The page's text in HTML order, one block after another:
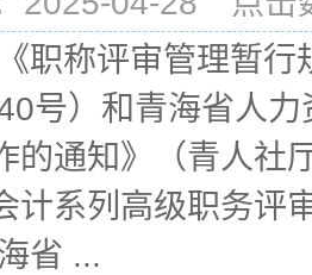
职称评审管理暂
号）和青海省人
的通知》（青人社
计系列高级职务评
省 ...